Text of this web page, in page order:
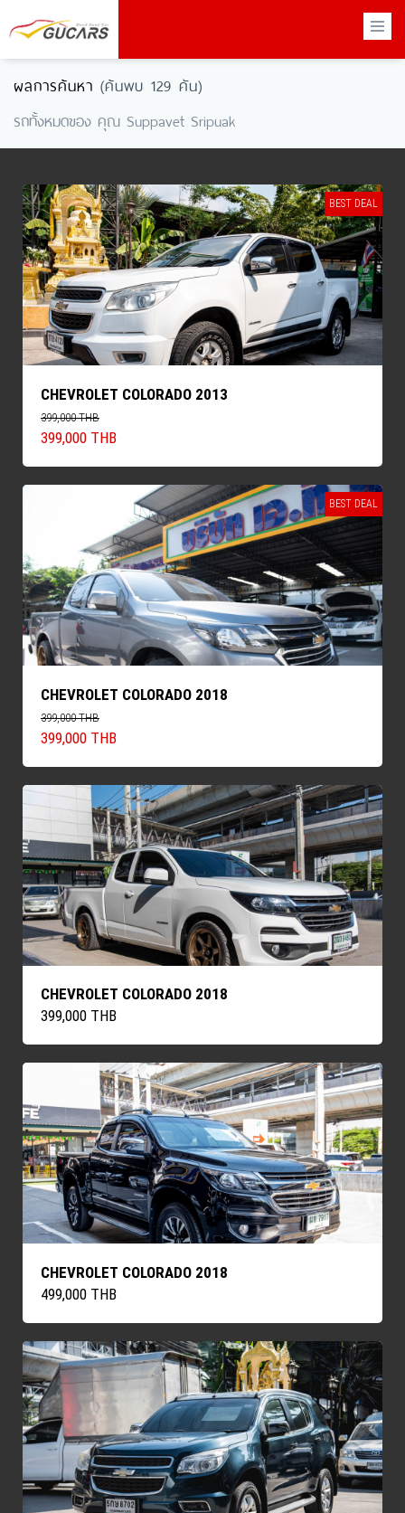
×
ผลการค้นหา (ค้นพบ 129 คัน)
รถทั้งหมดของ คุณ Suppavet Sripuak
BEST DEAL
CHEVROLET COLORADO 2013
399,000 THB
399,000 THB
BEST DEAL
CHEVROLET COLORADO 2018
399,000 THB
399,000 THB
CHEVROLET COLORADO 2018
399,000 THB
CHEVROLET COLORADO 2018
499,000 THB